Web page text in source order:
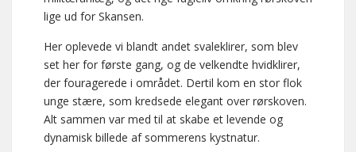
lige ud for Skansen.
Her oplevede vi blandt andet svaleklirer, som blev
set her for første gang, og de velkendte hvidklirer,
der fouragerede i området. Dertil kom en stor flok
unge stære, som kredsede elegant over rørskoven.
Alt sammen var med til at skabe et levende og
dynamisk billede af sommerens kystnatur.